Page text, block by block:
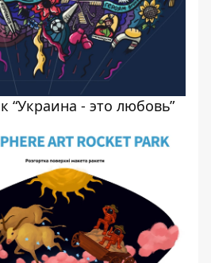
“Украина - это любовь”